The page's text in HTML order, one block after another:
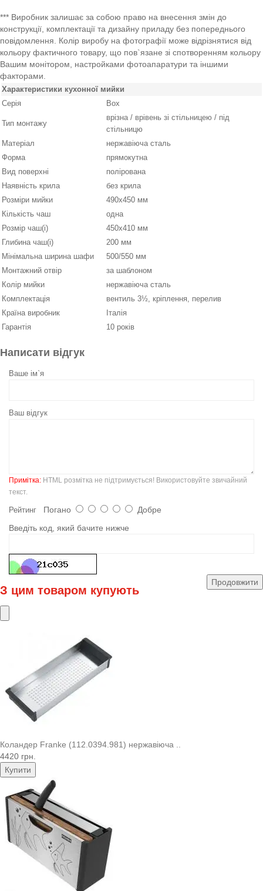
*** Виробник залишає за собою право на внесення змін до
конструкції, комплектації та дизайну приладу без попереднього
повідомлення. Колір виробу на фотографії може відрізнятися від
кольору фактичного товару, що пов`язане зі спотворенням кольору
Вашим монітором, настройками фотоапаратури та іншими
факторами.
Характеристики кухонної мийки
Серія
Box
Тип монтажу
врізна / врівень зі стільницею / під
стільницю
Матеріал
нержавіюча сталь
Форма
прямокутна
Вид поверхні
полірована
Наявність крила
без крила
Розміри мийки
490х450 мм
Кількість чаш
одна
Розмір чаш(і)
450х410 мм
Глибина чаш(і)
200 мм
Мінімальна ширина шафи
500/550 мм
Монтажний отвір
за шаблоном
Колір мийки
нержавіюча сталь
Комплектація
вентиль 3½, кріплення, перелив
Країна виробник
Італія
Гарантія
10 років
Написати відгук
Ваше ім`я
Ваш відгук
Примітка: HTML розмітка не підтримується! Використовуйте звичайний
текст.
Рейтинг Погано
Добре
Введіть код, який бачите нижче
Продовжити
З цим товаром купують
Коландер Franke (112.0394.981) нержавіюча ..
4420 грн.
Купити